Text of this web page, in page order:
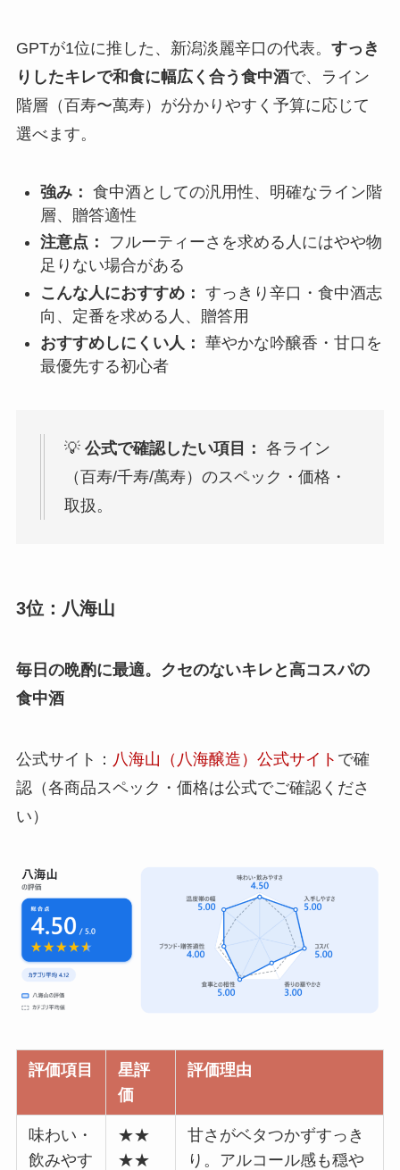
GPTが1位に推した、新潟淡麗辛口の代表。 すっき
りしたキレで和食に幅広く合う食中酒で、ライン
階層（百寿〜萬寿）が分かりやすく予算に応じて
選べます。
強み： 食中酒としての汎用性、明確なライン階
層、贈答適性
注意点：
フルーティーさを求める人にはやや物
足りない場合がある
こんな人におすすめ： すっきり辛口・食中酒志
向、定番を求める人、贈答用
おすすめしにくい人： 華やかな吟醸香・甘口を
最優先する初心者
💡 公式で確認したい項目： 各ライン
（百寿/千寿/萬寿）のスペック・価格・
取扱。
3位：八海山
毎日の晩酌に最適。クセのないキレと高コスパの
食中酒
公式サイト： 八海山（八海醸造）公式サイト で確
認（各商品スペック・価格は公式でご確認くださ
い）
評価項目
星評
価
評価理由
味わい・
飲みやす
★★
★★
甘さがベタつかずすっき
り。アルコール感も穏や